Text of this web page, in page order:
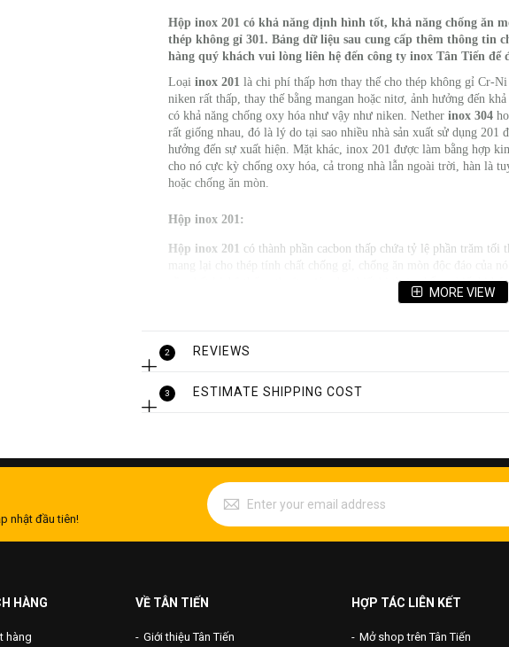
Hộp inox 201 có khả năng định hình tốt, khả năng chống ăn
thép không gỉ 301. Bảng dữ liệu sau cung cấp thêm thông tin
hàng quý khách vui lòng liên hệ đến công ty inox Tân Tiến để
Loại inox 201 là chi phí thấp hơn thay thế cho thép không gỉ Cr-
niken rất thấp, thay thế bằng mangan hoặc nitơ, ảnh hưởng đến
có khả năng chống oxy hóa như vậy như niken. Nether inox 304
rất giống nhau, đó là lý do tại sao nhiều nhà sản xuất sử dụng 201
hưởng đến sự xuất hiện. Mặt khác, inox 201 được làm bằng hợp
cho nó cực kỳ chống oxy hóa, cả trong nhà lẫn ngoài trời, hàn là
hoặc chống ăn mòn.
Hộp inox 201:
Hộp inox 201 có thành phần cacbon thấp chứa tỷ lệ phần trăm
mang lại cho thép tính chất chống gỉ, chống ăn mòn độc đáo của
gồm bất kỳ hệ thống thoát nước cho thiết bị thực phẩm, thiết bị
Hàm lượng crôm của inox cho phép hình thành một màng crôm
mặt.
MORE VIEW
2 REVIEWS
3 ESTIMATE SHIPPING COST
nhật đầu tiên!
HÀNG
hàng
VỀ TÂN TIẾN
Giới thiệu Tân Tiến
HỢP TÁC LIÊN KẾT
Mở shop trên Tân Tiến